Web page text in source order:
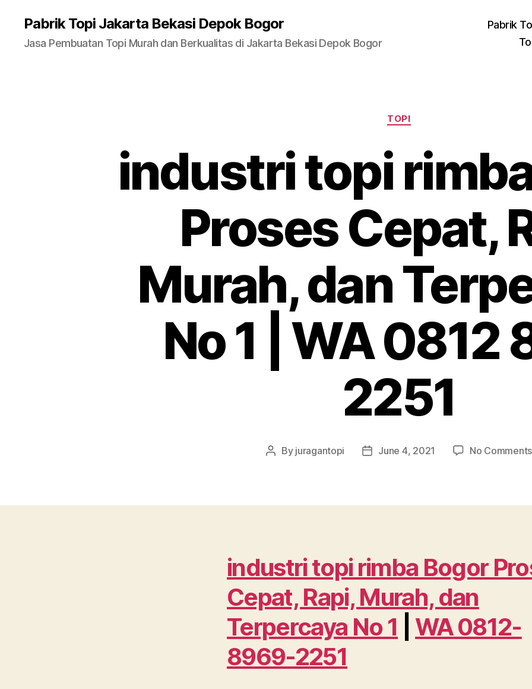
Pabrik Topi Jakarta Bekasi Depok Bogor
Jasa Pembuatan Topi Murah dan Berkualitas di Jakarta Bekasi Depok Bogor
Pabrik
Categories
TOPI
industri topi
Proses Cepat,
Murah, dan
No 1 | WA 0812
2251
Post
By juragantopi
PostJune 4, 2021 No Comments
industri topi rimba Bogor
Cepat, Rapi, Murah, dan
Terpercaya No 1
WA 0812-
8969-2251